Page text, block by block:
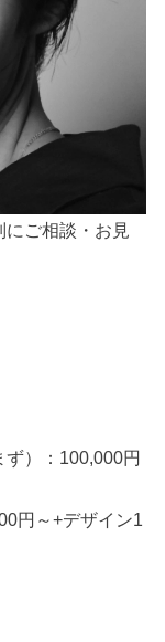
にご相談・お見
）：100,000円
円～+デザイン1